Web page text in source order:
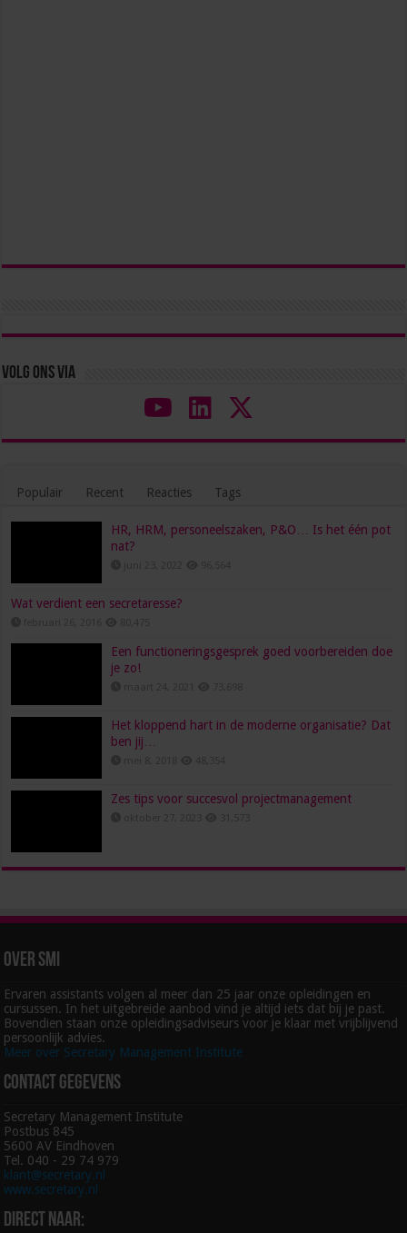
Volg ons via
Populair Recent Reacties Tags
HR, HRM, personeelszaken, P&O… Is het één pot
nat?
Wat verdient een secretaresse?
Een functioneringsgesprek goed voorbereiden doe
je zo!
Het kloppend hart in de moderne organisatie? Dat
ben jij…
Zes tips voor succesvol projectmanagement
Over SMI
Ervaren assistants volgen al meer dan 25 jaar onze opleidingen en
cursussen. In het uitgebreide aanbod vind je altijd iets dat bij je past.
Bovendien staan onze opleidingsadviseurs voor je klaar met vrijblijvend
persoonlijk advies.
Meer over Secretary Management Institute
Contact gegevens
Secretary Management Institute
Postbus 845
5600 AV Eindhoven
Tel. 040 - 29 74 979
klant@secretary.nl
www.secretary.nl
Direct naar: